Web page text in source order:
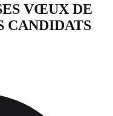
VŒUX DE
CANDIDATS